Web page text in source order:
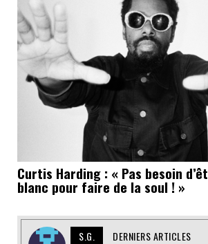
Curtis Harding : « Pas besoin
blanc pour faire de la soul ! »
S.G. DERNIERS ARTICLES